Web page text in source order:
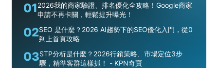
012026我的商家驗證、排名優化全攻略！Google商家
申請不再卡關，輕鬆提升曝光！
02SEO 是什麼？2026 AI趨勢下的SEO優化入門，從0
到上首頁攻略
03STP分析是什麼？2026行銷策略、市場定位3步
驟，精準客群這樣抓！ - KPN奇寶